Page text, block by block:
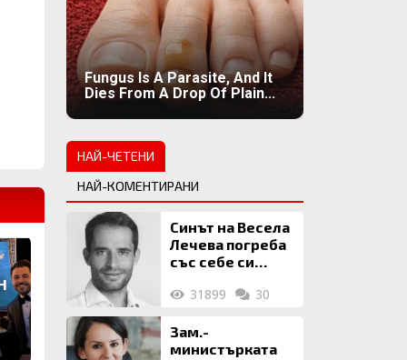
Fungus Is A Parasite, And It
Dies From A Drop Of Plain...
НАЙ-ЧЕТЕНИ
НАЙ-КОМЕНТИРАНИ
Синът на Весела
Лечева погреба
със себе си
млн. евро
31899 30
Зам.-
министърката